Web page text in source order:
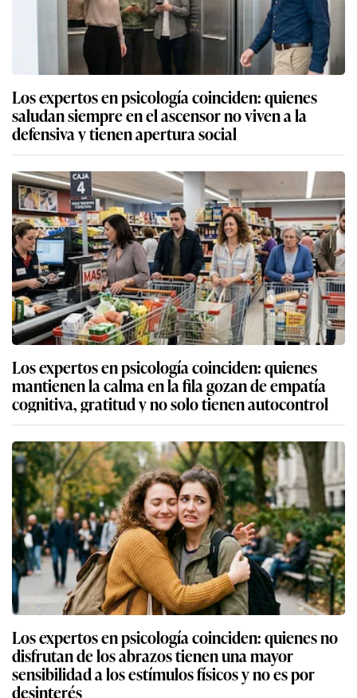
Los expertos en psicología coinciden: quienes
saludan siempre en el ascensor no viven a la
defensiva y tienen apertura social
Los expertos en psicología coinciden: quienes
mantienen la calma en la fila gozan de empatía
cognitiva, gratitud y no solo tienen autocontrol
Los expertos en psicología coinciden: quienes no
disfrutan de los abrazos tienen una mayor
sensibilidad a los estímulos físicos y no es por
desinterés